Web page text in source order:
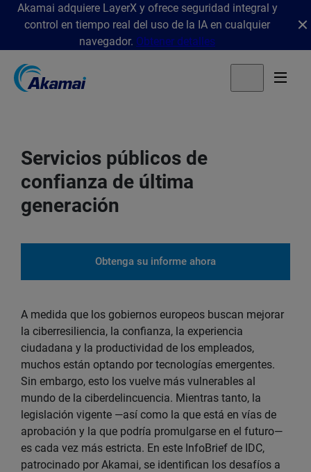
Akamai adquiere LayerX y ofrece seguridad integral y
control en tiempo real del uso de la IA en cualquier
navegador. Obtener detalles
Servicios públicos de
confianza de última
generación
Obtenga su informe ahora
A medida que los gobiernos europeos buscan mejorar
la ciberresiliencia, la confianza, la experiencia
ciudadana y la productividad de los empleados,
muchos están optando por tecnologías emergentes.
Sin embargo, esto los vuelve más vulnerables al
mundo de la ciberdelincuencia. Mientras tanto, la
legislación vigente —así como la que está en vías de
aprobación y la que podría promulgarse en el futuro—
es cada vez más estricta. En este InfoBrief de IDC,
patrocinado por Akamai, se identifican los desafíos a